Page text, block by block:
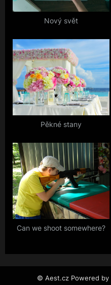
Nový svět
Pěkné stany
Can we shoot somewhere?
© Aest.cz Powered by